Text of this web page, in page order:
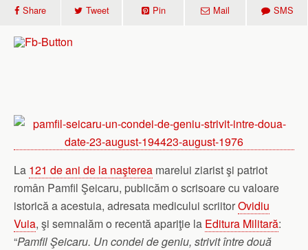
Share Tweet Pin Mail SMS
La 121 de ani de la naşterea marelui ziarist şi patriot
român Pamfil Şeicaru, publicăm o scrisoare cu valoare
istorică a acestuia, adresata medicului scriitorOvidiu
Vuia, şi semnalăm o recentă apariţie la Editura Militară:
“Pamfil Şeicaru. Un condei de geniu, strivit între două